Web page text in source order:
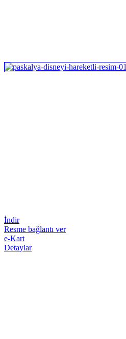
İndir
Resme bağlantı ver
e-Kart
Detaylar